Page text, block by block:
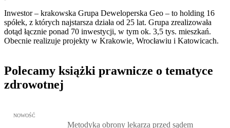
Inwestor – krakowska Grupa Deweloperska Geo – to holding 16
spółek, z których najstarsza działa od 25 lat. Grupa zrealizowała
dotąd łącznie ponad 70 inwestycji, w tym ok. 3,5 tys. mieszkań.
Obecnie realizuje projekty w Krakowie, Wrocławiu i Katowicach.
Polecamy książki prawnicze o tematyce
zdrowotnej
Przejdź do: Metodyka obrony lekarza przed sądem lekarskim,
NOWOŚĆ
Metodyka obrony lekarza przed sądem